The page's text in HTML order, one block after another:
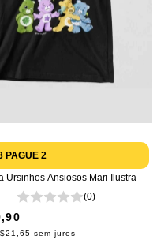
PAGUE 2
Ursinhos Ansiosos Mari Ilustra
(0)
sem juros